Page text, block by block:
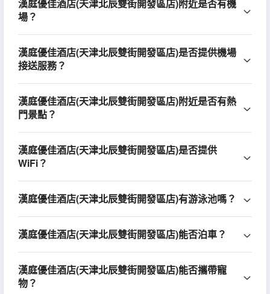
漢庭優佳酒店(天津北辰雙街開發區店)附近是否有機
場？
漢庭優佳酒店(天津北辰雙街開發區店)是否提供機場
接送服務？
漢庭優佳酒店(天津北辰雙街開發區店)附近是否有熱
門景點？
漢庭優佳酒店(天津北辰雙街開發區店)是否提供
WiFi？
漢庭優佳酒店(天津北辰雙街開發區店)有游泳池嗎？
漢庭優佳酒店(天津北辰雙街開發區店)能否泊車？
漢庭優佳酒店(天津北辰雙街開發區店)能否攜帶寵
物？